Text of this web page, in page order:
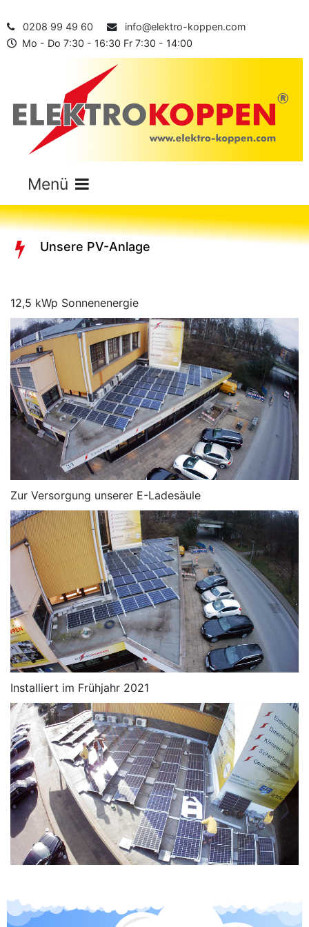
0208 99 49 60
info@elektro-koppen.com
Mo - Do 7:30 - 16:30 Fr 7:30 - 14:00
Unsere PV-Anlage
12,5 kWp Sonnenenergie
Zur Versorgung unserer E-Ladesäule
Installiert im Frühjahr 2021